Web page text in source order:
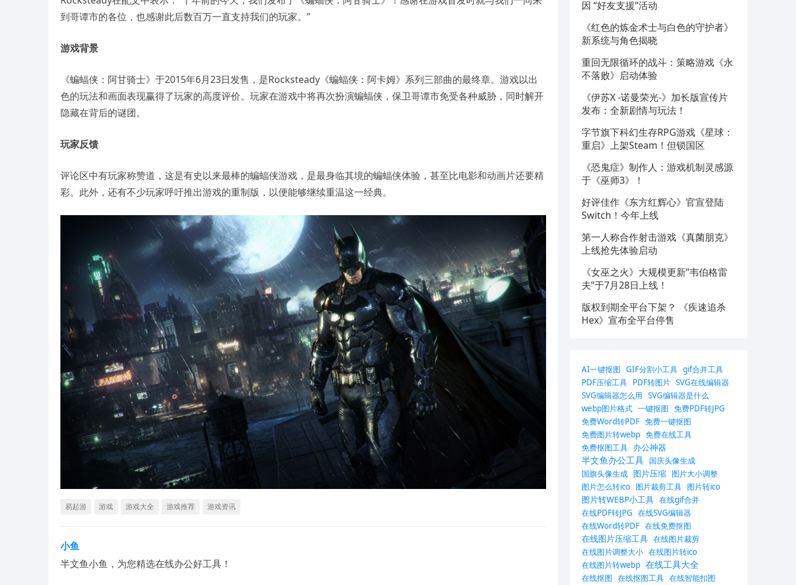
到哥谭市的各位，也感谢此后数百万一直支持我们的玩家。”
游戏背景
《蝙蝠侠：阿甘骑士》于2015年6月23日发售，是Rocksteady《蝙蝠侠：阿卡姆》系列三部曲的最终章。游戏以出
色的玩法和画面表现赢得了玩家的高度评价。玩家在游戏中将再次扮演蝙蝠侠，保卫哥谭市免受各种威胁，同时解开
隐藏在背后的谜团。
玩家反馈
评论区中有玩家称赞道，这是有史以来最棒的蝙蝠侠游戏，是最身临其境的蝙蝠侠体验，甚至比电影和动画片还要精
彩。此外，还有不少玩家呼吁推出游戏的重制版，以便能够继续重温这一经典。
易起游 游戏 游戏大全 游戏推荐 游戏资讯
小鱼
半文鱼小鱼，为您精选在线办公好工具！
因 “好友支援”活动
《红色的炼金术士与白色的守护者》
新系统与角色揭晓
重回无限循环的战斗：策略游戏《永
不落败》启动体验
《伊苏X -诺曼荣光-》加长版宣传片
发布：全新剧情与玩法！
字节旗下科幻生存RPG游戏《星球：
重启》上架Steam！但锁国区
《恐鬼症》制作人：游戏机制灵感源
于《巫师3》！
好评佳作《东方红辉心》官宣登陆
Switch！今年上线
第一人称合作射击游戏《真菌朋克》
上线抢先体验启动
《女巫之火》大规模更新”韦伯格雷
夫”于7月28日上线！
版权到期全平台下架？ 《疾速追杀
Hex》宣布全平台停售
AI一键抠图 GIF分割小工具 gif合并工具
PDF压缩工具 PDF转图片 SVG在线编辑器
SVG编辑器怎么用 SVG编辑器是什么
webp图片格式 一键抠图 免费PDF转JPG
免费Word转PDF 免费一键抠图
免费图片转webp 免费在线工具
免费抠图工具 办公神器
半文鱼办公工具 国庆头像生成
国旗头像生成 图片压缩 图片大小调整
图片怎么转ico 图片裁剪工具 图片转ico
图片转WEBP小工具 在线gif合并
在线PDF转JPG 在线SVG编辑器
在线Word转PDF 在线免费抠图
在线图片压缩工具 在线图片裁剪
在线图片调整大小 在线图片转ico
在线图片转webp 在线工具大全
在线抠图 在线抠图工具 在线智能扣图